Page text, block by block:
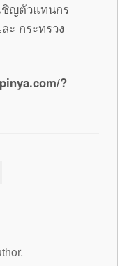
ชิญตัวแทนกร
ะ กระทรวง
?